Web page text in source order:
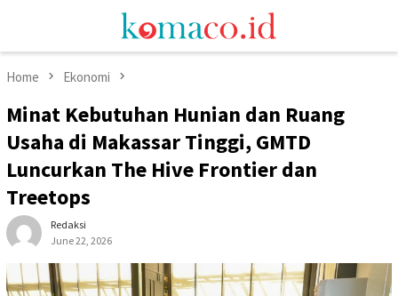
Menu
Home Ekonomi
Minat Kebutuhan Hunian dan Ruang
Usaha di Makassar Tinggi, GMTD
Luncurkan The Hive Frontier dan
Treetops
Redaksi
June 22, 2026